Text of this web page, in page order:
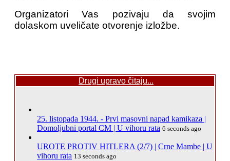
Organizatori Vas pozivaju da svojim
dolaskom uveličate otvorenje izložbe.
Drugi upravo čitaju...
25. listopada 1944. - Prvi masovni napad kamikaza |
Domoljubni portal CM | U vihoru rata 6 seconds ago
UROTE PROTIV HITLERA (2/7) | Crne Mambe | U
vihoru rata 13 seconds ago